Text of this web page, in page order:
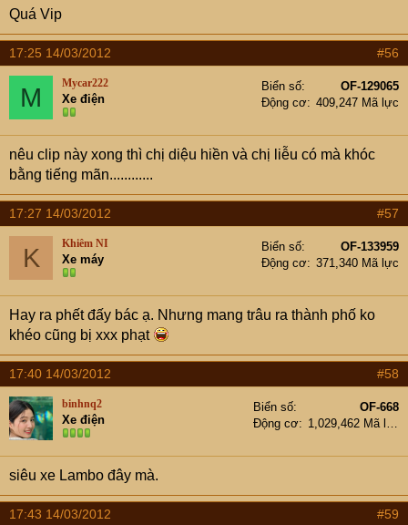
Quá Vip
17:25 14/03/2012 #56
M Mycar222
Xe điện
Biển số
OF-129065
Động cơ
409,247 Mã lực
nêu clip này xong thì chị diệu hiền và chị liễu có mà khóc
bằng tiếng mãn............
17:27 14/03/2012 #57
K Khiêm NI
Xe máy
Biển số
OF-133959
Động cơ
371,340 Mã lực
Hay ra phết đấy bác ạ. Nhưng mang trâu ra thành phố ko
khéo cũng bị xxx phạt
17:40 14/03/2012 #58
binhnq2
Xe điện
Biển số
OF-668
Động cơ
1,029,462 Mã lực
siêu xe Lambo đây mà.
17:43 14/03/2012 #59